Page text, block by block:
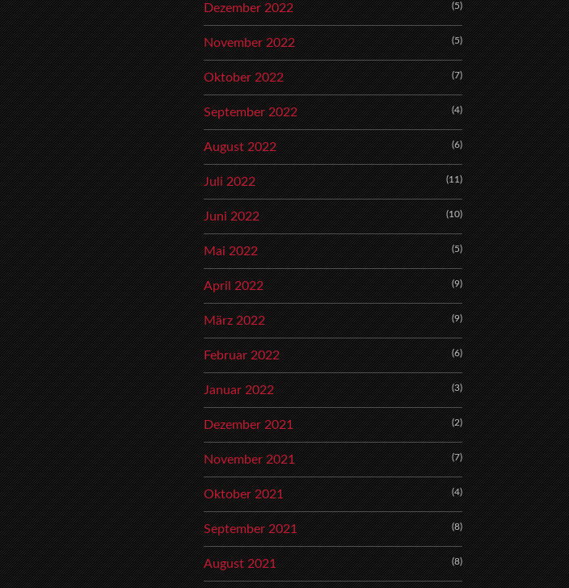
Dezember 2022 (5)
November 2022 (5)
Oktober 2022 (7)
September 2022 (4)
August 2022 (6)
Juli 2022 (11)
Juni 2022 (10)
Mai 2022 (5)
April 2022 (9)
März 2022 (9)
Februar 2022 (6)
Januar 2022 (3)
Dezember 2021 (2)
November 2021 (7)
Oktober 2021 (4)
September 2021 (8)
August 2021 (8)